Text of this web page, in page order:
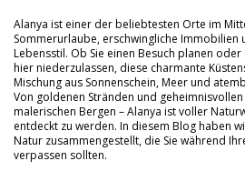
Alanya ist einer der beliebtesten Orte im
Sommerurlaube, erschwingliche Immobilien
Lebensstil. Ob Sie einen Besuch planen
hier niederzulassen, diese charmante
Mischung aus Sonnenschein, Meer und
Von goldenen Stränden und
malerischen Bergen – Alanya ist voller
entdeckt zu werden. In diesem Blog haben
Natur zusammengestellt, die Sie während
verpassen sollten.